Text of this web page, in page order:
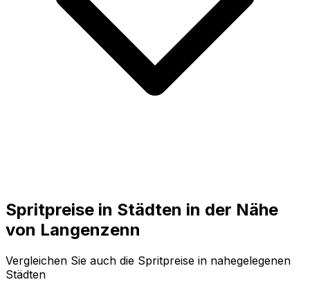
Spritpreise in Städten in der Nähe
von Langenzenn
Vergleichen Sie auch die Spritpreise in nahegelegenen
Städten